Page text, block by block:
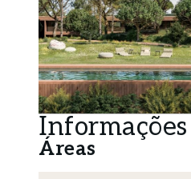
períodos definidos.
O conjunto é
são entregues
primeiro momento.
O projeto
uma abordagem
a integração na
Informações
Áreas